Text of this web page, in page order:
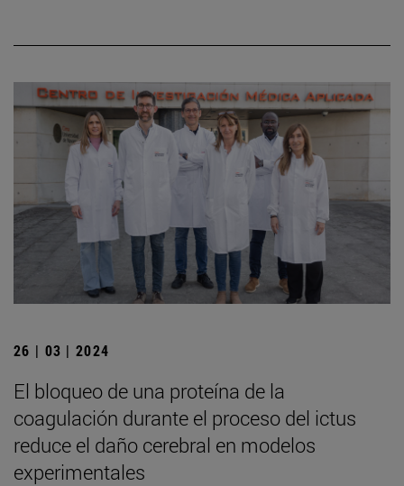
26 | 03 | 2024
El bloqueo de una proteína de la
coagulación durante el proceso del ictus
reduce el daño cerebral en modelos
experimentales